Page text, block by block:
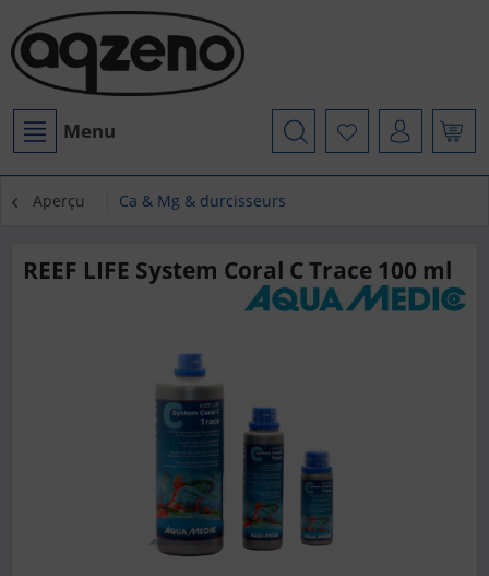
Menu
Aperçu Ca & Mg & durcisseurs
REEF LIFE System Coral C Trace 100 ml